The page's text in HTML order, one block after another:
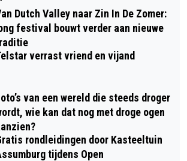
DE MUUR VIEL?
VUURWERK EN 150
WONING BEVERWIJK
Dutch Valley naar Zin In De Zomer:
festival bouwt verder aan nieuwe
verrast vriend en vijand
van een wereld die steeds droger
wie kan dat nog met droge ogen
rondleidingen door Kasteeltuin
tijdens Open